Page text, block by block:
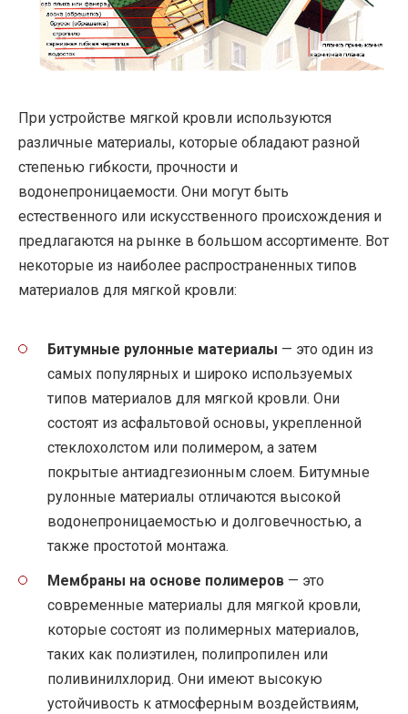
При устройстве мягкой кровли используются
различные материалы, которые обладают разной
степенью гибкости, прочности и
водонепроницаемости. Они могут быть
естественного или искусственного происхождения и
предлагаются на рынке в большом ассортименте. Вот
некоторые из наиболее распространенных типов
материалов для мягкой кровли:
Битумные рулонные материалы — это один из
самых популярных и широко используемых
типов материалов для мягкой кровли. Они
состоят из асфальтовой основы, укрепленной
стеклохолстом или полимером, а затем
покрытые антиадгезионным слоем. Битумные
рулонные материалы отличаются высокой
водонепроницаемостью и долговечностью, а
также простотой монтажа.
Мембраны на основе полимеров — это
современные материалы для мягкой кровли,
которые состоят из полимерных материалов,
таких как полиэтилен, полипропилен или
поливинилхлорид. Они имеют высокую
устойчивость к атмосферным воздействиям,